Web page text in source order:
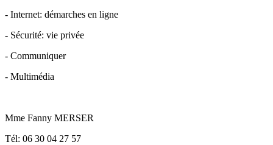
- Internet: démarches en ligne
- Sécurité: vie privée
- Communiquer
- Multimédia
Mme Fanny MERSER
Tél: 06 30 04 27 57